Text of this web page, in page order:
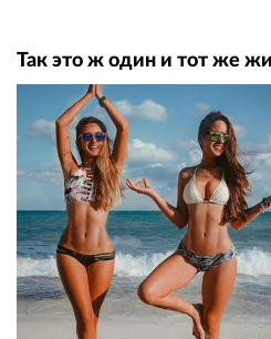
Так это ж один и тот же